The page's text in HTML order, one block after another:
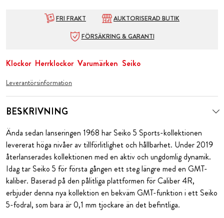
FRI FRAKT
AUKTORISERAD BUTIK
FÖRSÄKRING & GARANTI
Klockor Herrklockor Varumärken Seiko
Leverantörsinformation
BESKRIVNING
Ända sedan lanseringen 1968 har Seiko 5 Sports-kollektionen
levererat höga nivåer av tillförlitlighet och hållbarhet. Under 2019
återlanserades kollektionen med en aktiv och ungdomlig dynamik.
Idag tar Seiko 5 för första gången ett steg längre med en GMT-
kaliber. Baserad på den pålitliga plattformen för Caliber 4R,
erbjuder denna nya kollektion en bekväm GMT-funktion i ett Seiko
5-fodral, som bara är 0,1 mm tjockare än det befintliga.